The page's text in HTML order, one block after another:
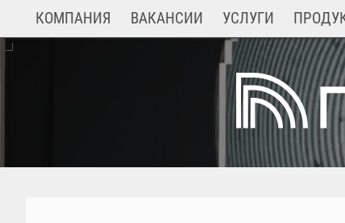
Перейти
основному
ОСНОВНАЯ
НАВИГАЦИЯ
КОМПАНИЯ ВАКАНСИИ УСЛУГИ